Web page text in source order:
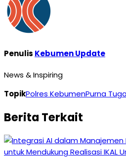
Penulis Kebumen Update
News & Inspiring
TopikPolres KebumenPurna
Berita Terkait